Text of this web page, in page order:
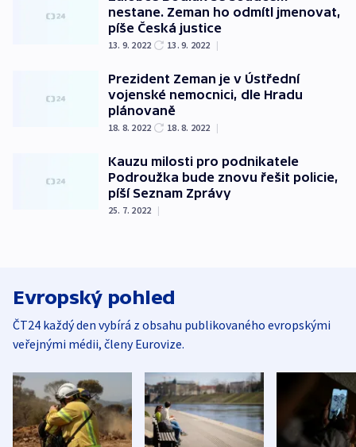
nestane. Zeman ho odmítl jmenovat,
píše Česká justice
13. 9. 2022 13. 9. 2022 |
Prezident Zeman je v Ústřední
vojenské nemocnici, dle Hradu
plánovaně
18. 8. 2022 18. 8. 2022 |
Kauzu milosti pro podnikatele
Podroužka bude znovu řešit policie,
píší Seznam Zprávy
25. 7. 2022 |
Evropský pohled
ČT24 každý den vybírá z obsahu publikovaného evropskými
veřejnými médii, členy Eurovize.